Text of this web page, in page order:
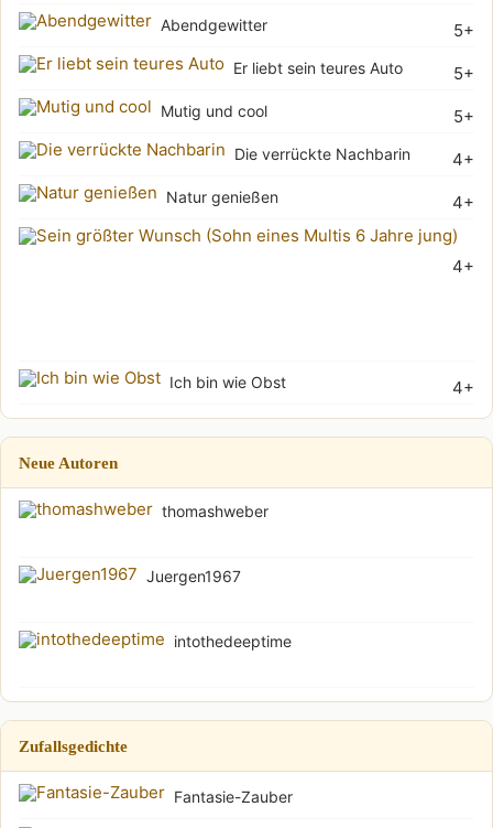
5+
Abendgewitter
5+
Er liebt sein teures Auto
5+
Mutig und cool
4+
Die verrückte Nachbarin
4+
Natur genießen
4+
4+
Ich bin wie Obst
Neue Autoren
thomashweber
Juergen1967
intothedeeptime
Zufallsgedichte
Fantasie-Zauber